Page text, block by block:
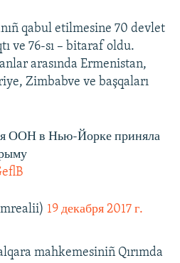
qabul etilmesine 70 devlet
ve 76-sı – bitaraf oldu.
arasında Ermenistan,
Zimbabve ve başqaları
ООН в Нью-Йорке приняла
19 декабря 2017 г.
mahkemesiniñ Qırımda